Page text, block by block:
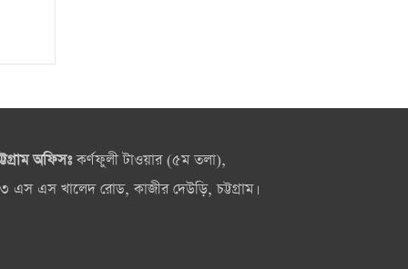
অফিসঃকর্ণফুলী টাওয়ার (৫ম তলা),
এস এস খালেদ রোড, কাজীর দেউড়ি, চট্টগ্রাম।